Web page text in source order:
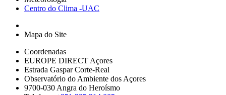
Centro do Clima -UAC
Mapa do Site
Coordenadas
EUROPE DIRECT Açores
Estrada Gaspar Corte-Real
Observatório do Ambiente dos Açores
9700-030 Angra do Heroísmo